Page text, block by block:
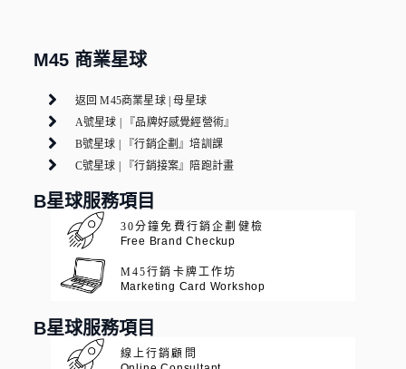
M45 商業星球
返回 M45商業星球 | 母星球
A號星球 | 『品牌好感覺經營術』
B號星球 | 『行銷企劃』培訓課
C號星球 | 『行銷接案』陪跑計畫
B星球服務項目
30分鐘免費行銷企劃健檢
Free Brand Checkup
M45行銷卡牌工作坊
Marketing Card Workshop
B星球服務項目
線上行銷顧問